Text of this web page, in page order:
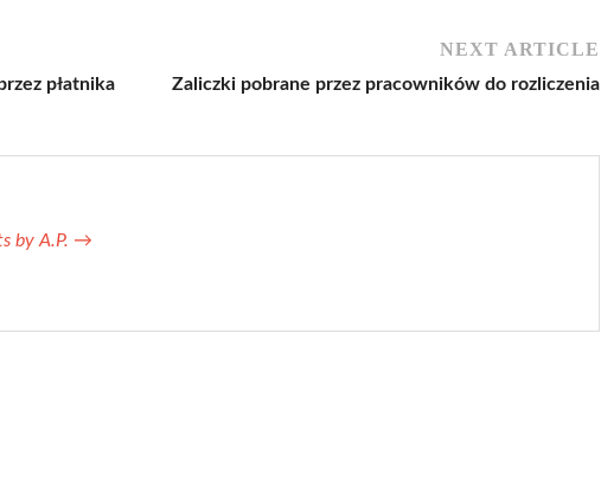
płatnika
NEXT ARTICLE
Zaliczki pobrane przez pracowników do rozliczenia
by A.P. →